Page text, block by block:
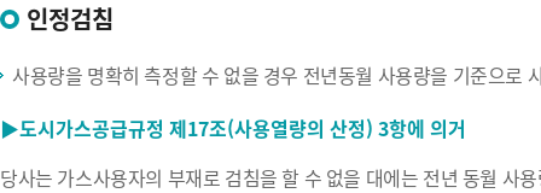
인정검침
사용량을 명확히 측정할 수 없을 경우 전년동월 사용량을 기준으로
▶도시가스공급규정 제17조(사용열량의 산정) 3항에 의거
당사는 가스사용자의 부재로 검침을 할 수 없을 대에는 전년 동월 사